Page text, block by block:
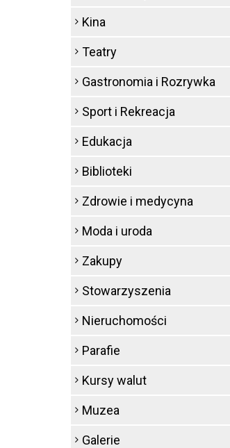
Kina
Teatry
Gastronomia i Rozrywka
Sport i Rekreacja
Edukacja
Biblioteki
Zdrowie i medycyna
Moda i uroda
Zakupy
Stowarzyszenia
Nieruchomości
Parafie
Kursy walut
Muzea
Galerie